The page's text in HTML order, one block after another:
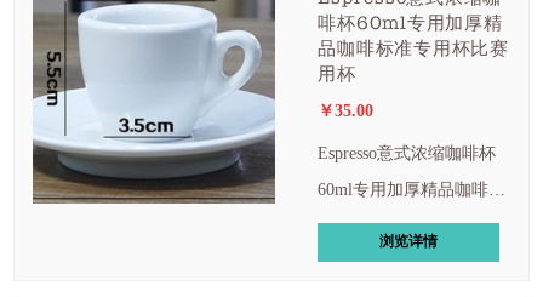
啡杯60ml专用加厚精
品咖啡标准专用杯比赛
用杯
￥35.00
Espresso意式浓缩咖啡杯
60ml专用加厚精品咖啡标
准专用杯比赛用杯
浏览详情